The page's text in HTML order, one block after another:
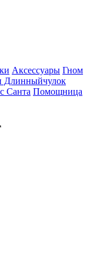
Аксессуары Гном
Длинныйчулок
Санта Помощница